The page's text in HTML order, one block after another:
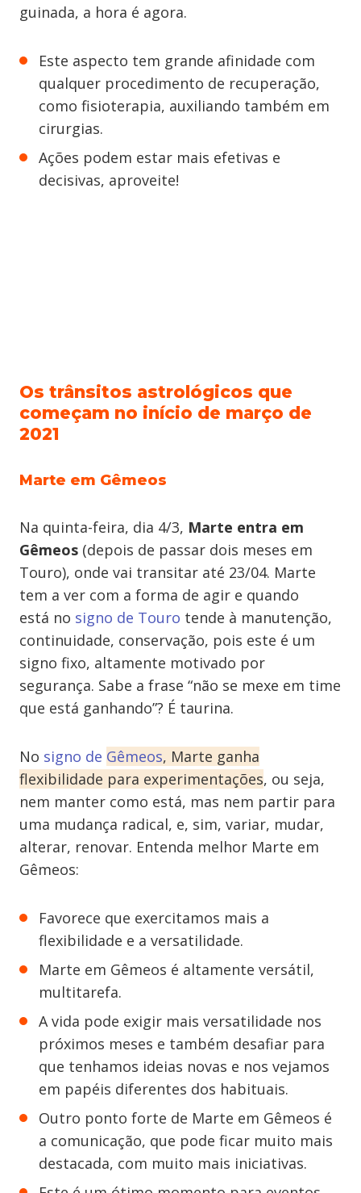
guinada, a hora é agora.
Este aspecto tem grande afinidade com
qualquer procedimento de recuperação,
como fisioterapia, auxiliando também em
cirurgias.
Ações podem estar mais efetivas e
decisivas, aproveite!
Os trânsitos astrológicos que
começam no início de março de
2021
Marte em Gêmeos
Na quinta-feira, dia 4/3, Marte entra em
Gêmeos (depois de passar dois meses em
Touro), onde vai transitar até 23/04. Marte
tem a ver com a forma de agir e quando
está no signo de Touro tende à manutenção,
continuidade, conservação, pois este é um
signo fixo, altamente motivado por
segurança. Sabe a frase “não se mexe em time
que está ganhando”? É taurina.
No signo de Gêmeos, Marte ganha
flexibilidade para experimentações, ou seja,
nem manter como está, mas nem partir para
uma mudança radical, e, sim, variar, mudar,
alterar, renovar. Entenda melhor Marte em
Gêmeos:
Favorece que exercitamos mais a
flexibilidade e a versatilidade.
Marte em Gêmeos é altamente versátil,
multitarefa.
A vida pode exigir mais versatilidade nos
próximos meses e também desafiar para
que tenhamos ideias novas e nos vejamos
em papéis diferentes dos habituais.
Outro ponto forte de Marte em Gêmeos é
a comunicação, que pode ficar muito mais
destacada, com muito mais iniciativas.